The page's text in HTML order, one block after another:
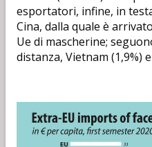
esportatori, infine, in
Cina, dalla quale è
Ue di mascherine;
distanza, Vietnam (1,9%)